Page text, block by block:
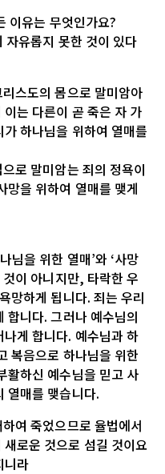
이유는 무엇인가요?
자유롭지 못한 것이 있다
스도의 몸으로 말미암아
는 다른이 곧 죽은 자 가
하나님을 위하여 열매를
로 말미암는 죄의 정욕이
망을 위하여 열매를 맺게
님을 위한 열매’와 ‘사망
이 아니지만, 타락한 우
망하게 됩니다. 죄는 우리
합니다. 그러나 예수님의
게 합니다. 예수님과 하
복음으로 하나님을 위한
활하신 예수님을 믿고 사
열매를 맺습니다.
여 죽었으므로 율법에서
로운 것으로 섬길 것이요
니라